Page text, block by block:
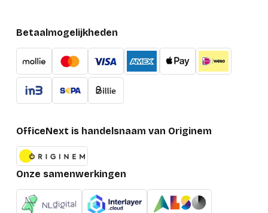
Betaalmogelijkheden
OfficeNext is handelsnaam van Originem
Onze samenwerkingen